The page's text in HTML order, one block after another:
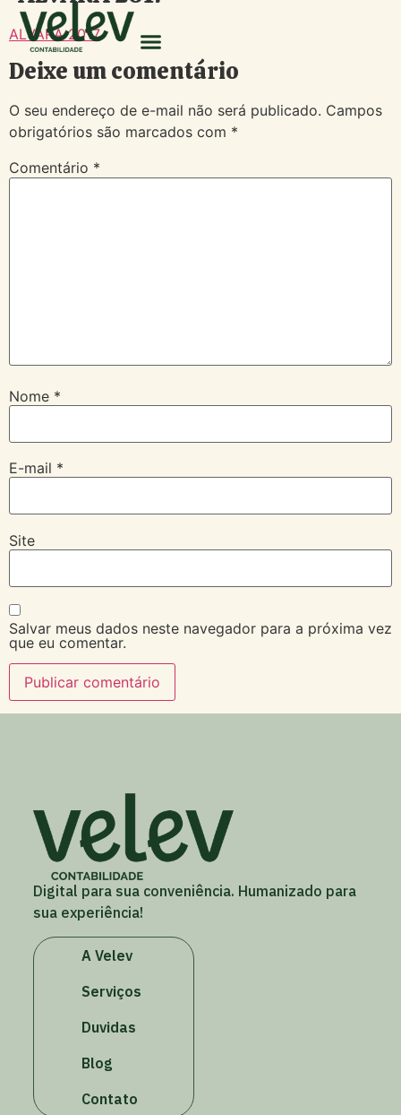
ALVARÁ 2017
Deixe um comentário
O seu endereço de e-mail não será publicado. Campos
obrigatórios são marcados com *
Comentário *
Nome *
E-mail *
Site
Salvar meus dados neste navegador para a próxima vez
que eu comentar.
Digital para sua conveniência. Humanizado para
sua experiência!
A Velev
Serviços
Duvidas
Blog
Contato